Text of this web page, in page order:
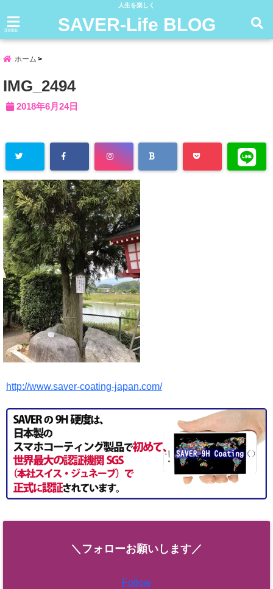
人生を楽しく
menu SAVER-Life BLOG
ホーム
IMG_2494
2018年6月24日
http://www.saver-coating-japan.com/
＼フォローお願いします／
Follow